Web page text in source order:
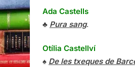
Ada Castells
♣ Pura sang.
Otília Castellví
♠ De les txeques de